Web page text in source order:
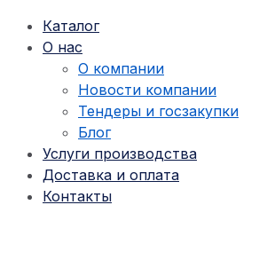
Каталог
О нас
О компании
Новости компании
Тендеры и госзакупки
Блог
Услуги производства
Доставка и оплата
Контакты